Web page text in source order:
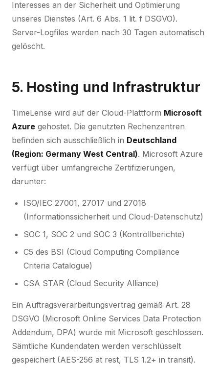
Interesses an der Sicherheit und Optimierung
unseres Dienstes (Art. 6 Abs. 1 lit. f DSGVO).
Server-Logfiles werden nach 30 Tagen automatisch
gelöscht.
5. Hosting und Infrastruktur
TimeLense wird auf der Cloud-Plattform Microsoft
Azure gehostet. Die genutzten Rechenzentren
befinden sich ausschließlich in Deutschland
(Region: Germany West Central). Microsoft Azure
verfügt über umfangreiche Zertifizierungen,
darunter:
ISO/IEC 27001, 27017 und 27018
(Informationssicherheit und Cloud-Datenschutz)
SOC 1, SOC 2 und SOC 3 (Kontrollberichte)
C5 des BSI (Cloud Computing Compliance
Criteria Catalogue)
CSA STAR (Cloud Security Alliance)
Ein Auftragsverarbeitungsvertrag gemäß Art. 28
DSGVO (Microsoft Online Services Data Protection
Addendum, DPA) wurde mit Microsoft geschlossen.
Sämtliche Kundendaten werden verschlüsselt
gespeichert (AES-256 at rest, TLS 1.2+ in transit).